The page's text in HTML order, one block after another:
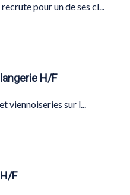
pour un de ses cl...
H/F
viennoiseries sur l...
F